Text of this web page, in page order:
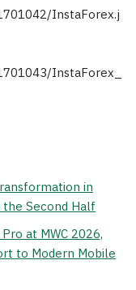
InstaForex.j
InstaForex_
in
Second Half
at MWC 2026,
to Modern Mobile